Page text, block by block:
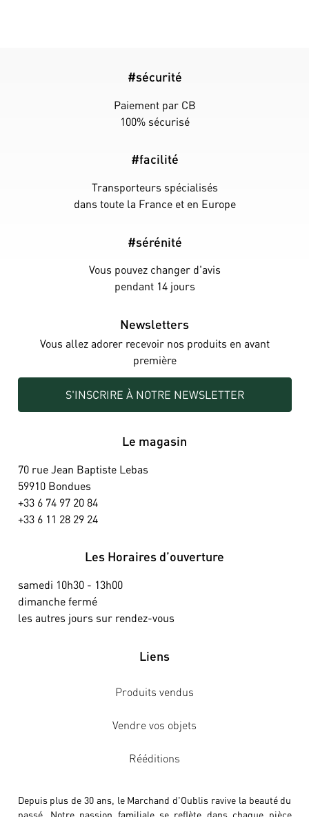
#sécurité
Paiement par CB
100% sécurisé
#facilité
Transporteurs spécialisés
dans toute la France et en Europe
#sérénité
Vous pouvez changer d'avis
pendant 14 jours
Newsletters
Vous allez adorer recevoir nos produits en avant
première
S'INSCRIRE À NOTRE NEWSLETTER
Le magasin
70 rue Jean Baptiste Lebas
59910 Bondues
+33 6 74 97 20 84
+33 6 11 28 29 24
Les Horaires d’ouverture
samedi 10h30 - 13h00
dimanche fermé
les autres jours sur rendez-vous
Liens
Produits vendus
Vendre vos objets
Rééditions
Depuis plus de 30 ans, le Marchand d'Oublis ravive la beauté du
passé. Notre passion familiale se reflète dans chaque pièce